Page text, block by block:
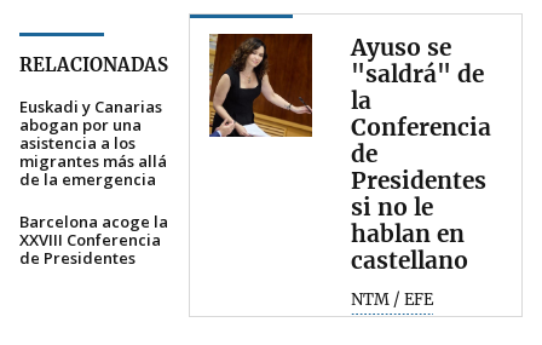
RELACIONADAS
Euskadi y Canarias
abogan por una
asistencia a los
migrantes más allá
de la emergencia
Barcelona acoge la
XXVIII Conferencia
de Presidentes
Ayuso se
"saldrá" de
la
Conferencia
de
Presidentes
si no le
hablan en
castellano
NTM / EFE